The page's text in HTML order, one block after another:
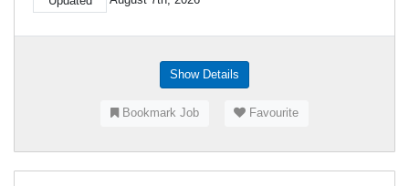
Show Details
Bookmark Job Favourite